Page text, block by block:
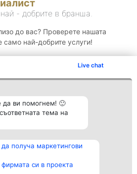
Live chat
да ви помогнем! 🙂
тема на
получа маркетингови
си в проекта
- добрите в бранша.
до вас? Проверете нашата
само най-добрите услуги!
Класация
всички
Контакти